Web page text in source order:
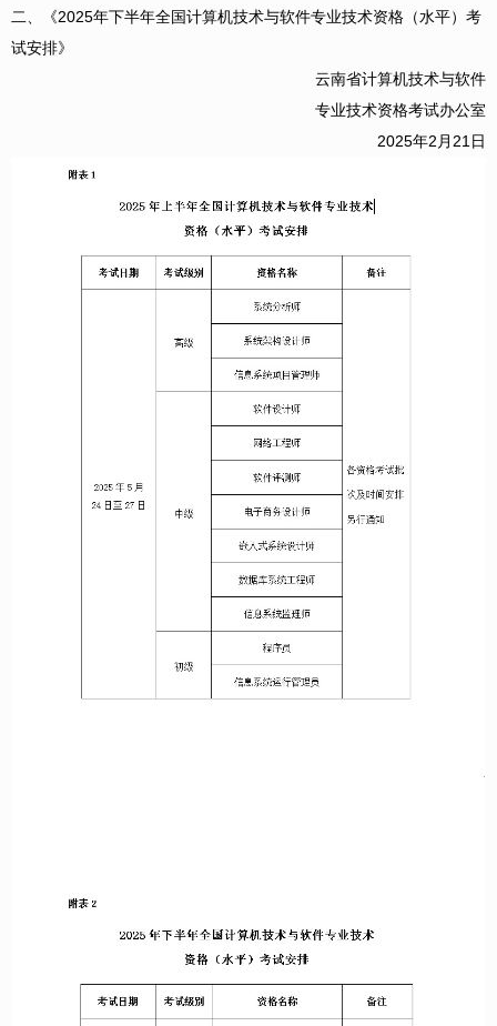
二、《2025年下半年全国计算机技术与软件专业技术资格（水平）考
试安排》
云南省计算机技术与软件
专业技术资格考试办公室
2025年2月21日